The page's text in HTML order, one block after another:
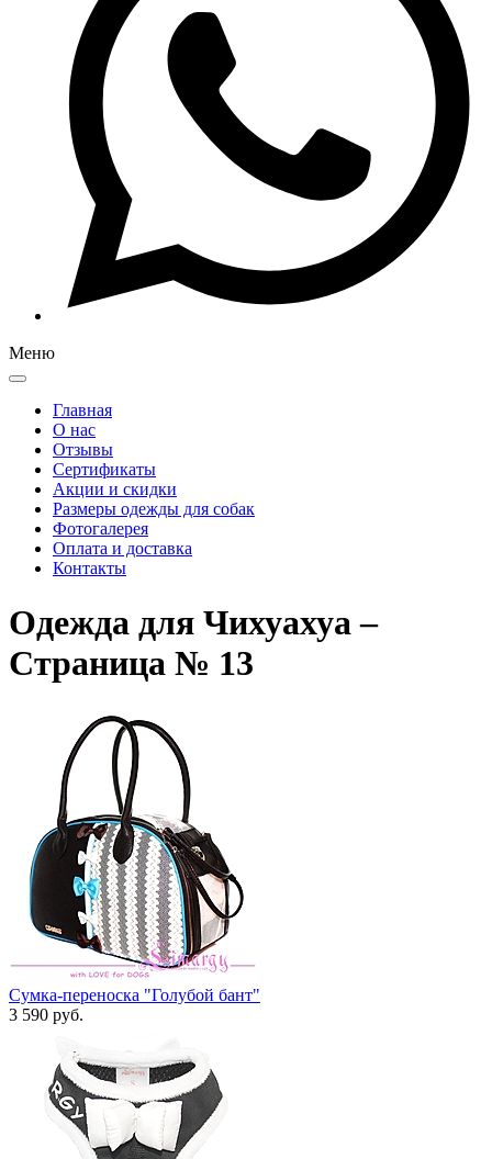
Меню
Главная
О нас
Отзывы
Сертификаты
Акции и скидки
Размеры одежды для собак
Фотогалерея
Оплата и доставка
Контакты
Одежда для Чихуахуа –
Страница № 13
Сумка-переноска "Голубой бант"
3 590 руб.